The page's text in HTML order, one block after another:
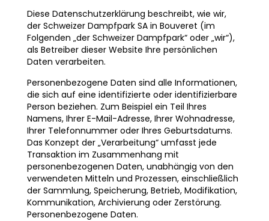
Diese Datenschutzerklärung beschreibt, wie wir,
der Schweizer Dampfpark SA in Bouveret (im
Folgenden „der Schweizer Dampfpark“ oder „wir“),
als Betreiber dieser Website Ihre persönlichen
Daten verarbeiten.
Personenbezogene Daten sind alle Informationen,
die sich auf eine identifizierte oder identifizierbare
Person beziehen. Zum Beispiel ein Teil Ihres
Namens, Ihrer E-Mail-Adresse, Ihrer Wohnadresse,
Ihrer Telefonnummer oder Ihres Geburtsdatums.
Das Konzept der „Verarbeitung“ umfasst jede
Transaktion im Zusammenhang mit
personenbezogenen Daten, unabhängig von den
verwendeten Mitteln und Prozessen, einschließlich
der Sammlung, Speicherung, Betrieb, Modifikation,
Kommunikation, Archivierung oder Zerstörung.
Personenbezogene Daten.